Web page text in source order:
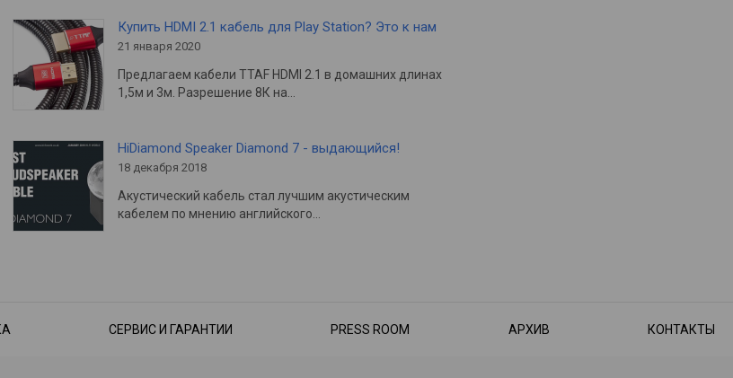
Купить HDMI 2.1 кабель для Play Station? Это к нам
21 января 2020
Предлагаем кабели TTAF HDMI 2.1 в домашних длинах
1,5м и 3м. Разрешение 8К на…
HiDiamond Speaker Diamond 7 - выдающийся!
18 декабря 2018
Акустический кабель стал лучшим акустическим
кабелем по мнению английского…
СЕРВИС И ГАРАНТИИ PRESS ROOM АРХИВ КОНТАКТЫ